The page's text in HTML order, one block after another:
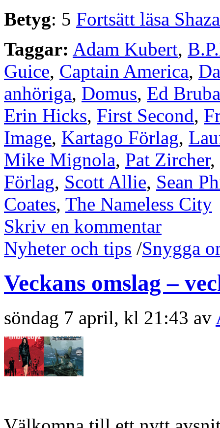
Betyg: 5 Fortsätt läsa
Taggar: Adam Kubert,
Guice, Captain America,
anhöriga, Domus, Ed
Erin Hicks, First Second,
Image, Kartago Förlag,
Mike Mignola, Pat Zircher,
Förlag, Scott Allie, Sean
Coates, The Nameless City
Skriv en kommentar
Nyheter och tips /Snygga
Veckans omslag –
söndag 7 april, kl 21:43 av